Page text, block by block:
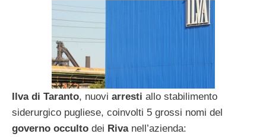
Ilva di Taranto, nuovi arresti allo stabilimento
siderurgico pugliese, coinvolti 5 grossi nomi del
governo occulto dei Rivanell’azienda: